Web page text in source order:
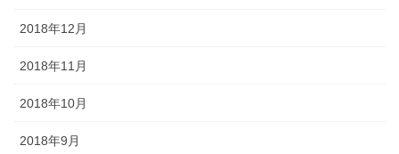
2018年12月
2018年11月
2018年10月
2018年9月